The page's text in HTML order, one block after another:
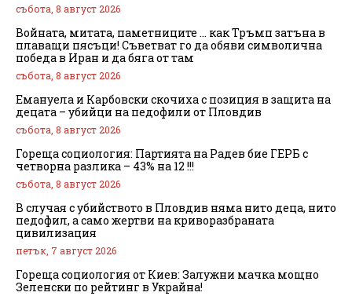
събота, 8 август 2026
Войната, митата, паметниците … как Тръмп затъна в
плаващи пясъци! Съветват го да обяви символична
победа в Иран и да бяга от там
събота, 8 август 2026
Емануела и Карбовски скочиха с позиция в защита на
децата – убийци на педофили от Пловдив
събота, 8 август 2026
Гореща социология: Партията на Радев бие ГЕРБ с
четворна разлика – 43% на 12 !!!
събота, 8 август 2026
В случая с убийството в Пловдив няма нито деца, нито
педофил, а само жертви на криворазбраната
цивилизация
петък, 7 август 2026
Гореща социология от Киев: Залужни мачка мощно
Зеленски по рейтинг в Украйна!